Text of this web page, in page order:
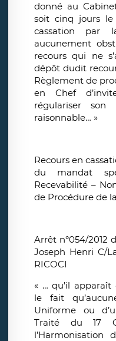
donné au
soit cinq jours
cassation par
aucunement
recours qui ne
dépôt dudit
Règlement de
en Chef
régulariser
raisonnable… »
Recours en
du mandat
Recevabilité –
de Procédure de
Arrêt n°054/2012
Joseph Henri C/
RICOCI
« … qu’il
le fait
Uniforme ou
Traité du 17